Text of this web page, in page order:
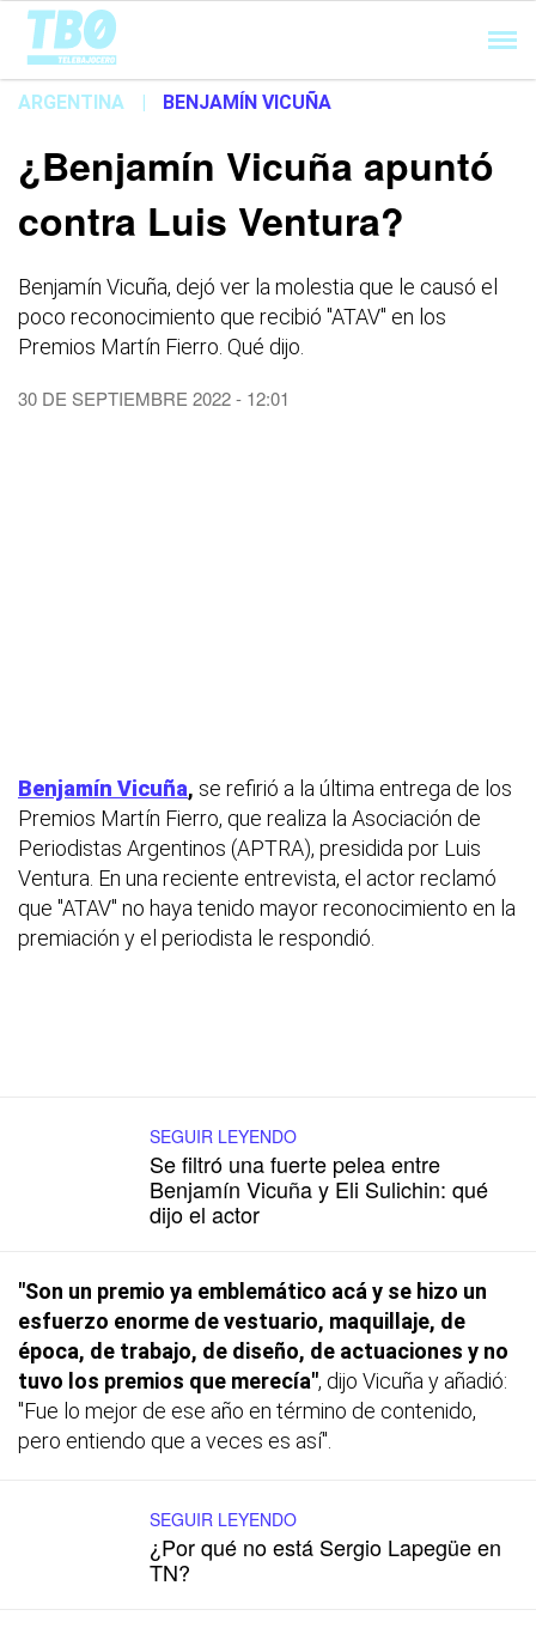
Cargando...
ARGENTINA | BENJAMÍN VICUÑA
¿Benjamín Vicuña apuntó
contra Luis Ventura?
Benjamín Vicuña, dejó ver la molestia que le causó el
poco reconocimiento que recibió "ATAV" en los
Premios Martín Fierro. Qué dijo.
30 DE SEPTIEMBRE 2022 - 12:01
Benjamín Vicuña, se refirió a la última entrega de los
Premios Martín Fierro, que realiza la Asociación de
Periodistas Argentinos (APTRA), presidida por Luis
Ventura. En una reciente entrevista, el actor reclamó
que "ATAV" no haya tenido mayor reconocimiento en la
premiación y el periodista le respondió.
SEGUIR LEYENDO
Se filtró una fuerte pelea entre
Benjamín Vicuña y Eli Sulichin: qué
dijo el actor
"Son un premio ya emblemático acá y se hizo un
esfuerzo enorme de vestuario, maquillaje, de
época, de trabajo, de diseño, de actuaciones y no
tuvo los premios que merecía", dijo Vicuña y añadió:
"Fue lo mejor de ese año en término de contenido,
pero entiendo que a veces es así".
SEGUIR LEYENDO
¿Por qué no está Sergio Lapegüe en
TN?